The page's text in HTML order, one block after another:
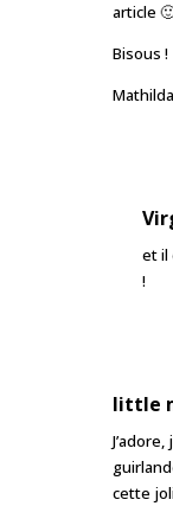
article
Bisous !
Mathilda
et il
!
little
cette